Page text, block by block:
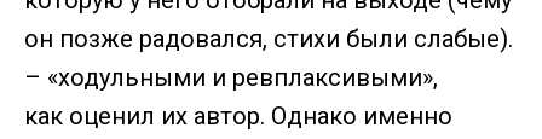
он позже радовался, стихи были слабые).
– «ходульными и ревплаксивыми»,
как оценил их автор. Однако именно